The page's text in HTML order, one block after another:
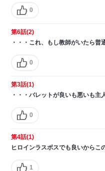
0
第6話(2)
・・・これ、もし教師がいたら普
0
第3話(1)
・・・バレットが良いも悪いも
0
第4話(1)
ヒロインラスボスでも良いからこ
1